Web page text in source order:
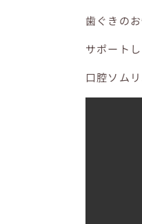
歯ぐきの
サポートし
口腔ソム